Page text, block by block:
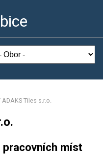
ADAKS Tiles s.r.o.
míst